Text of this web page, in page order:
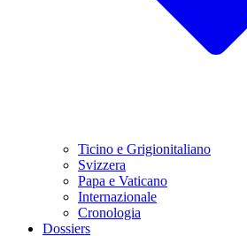
Ticino e Grigionitaliano
Svizzera
Papa e Vaticano
Internazionale
Cronologia
Dossiers